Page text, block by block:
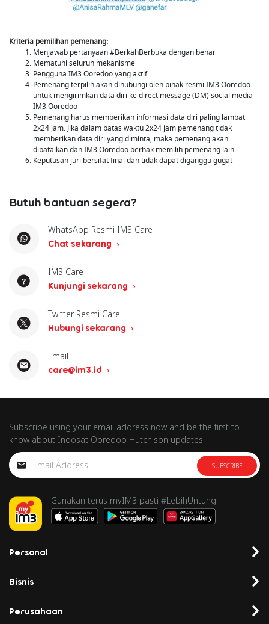
Kriteria pemilihan pemenang:
Menjawab pertanyaan #BerkahBerbuka dengan benar
Mematuhi seluruh mekanisme
Pengguna IM3 Ooredoo yang aktif
Pemenang terpilih akan dihubungi oleh pihak resmi IM3 Ooredoo
untuk mengirimkan data diri ke direct message (DM) social media
IM3 Ooredoo
Pemenang harus memberikan informasi data diri paling lambat
2x24 jam. Jika dalam batas waktu 2x24 jam pemenang tidak
memberikan data diri yang diminta, maka pemenang akan
dibatalkan dan IM3 Ooredoo berhak memilih pemenang lain
Keputusan juri bersifat final dan tidak dapat diganggu gugat
Butuh bantuan segera?
WhatsApp Resmi IM3 Care
Chat sekarang
IM3 Care
Kunjungi sekarang
Twitter Resmi Care
Hubungi sekarang
Email
care@im3.id
Subscribe using your email address now and be the first to
know about Indosat Ooredoo Hutchison updates!
SUBSCRIBE
Gunakan terus myIM3 pasti #LebihUntung
Personal
Bisnis
Perusahaan